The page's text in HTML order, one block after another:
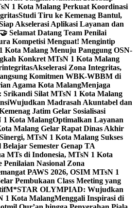
1 Kota Malang Perkuat Koordinasi
Studi Tiru ke Kemenag Bantul,
Akselerasi Aplikasi Layanan dan
Selamat Datang Team Penilai
Kompetisi Menguat! Mengintip
Kota Malang Menuju Panggung OSN-
Konkret MTsN 1 Kota Malang
Akselerasi Zona Integritas,
Komitmen WBK-WBBM di
Agama Kota MalangMenjaga
Srikandi Silat MTsN 1 Kota Malang
Wujudkan Madrasah Akuntabel dan
Jatim Gelar Sosialisasi
1 Kota MalangOptimalkan Layanan
Malang Gelar Rapat Dinas Akhir
MTsN 1 Kota Malang Sukses
Semester Genap TA
MTs di Indonesia, MTsN 1 Kota
Nasional Zona
PAWS 2026, OSIM MTsN 1
Pembukaan Class Meeting yang
M*STAR OLYMPIAD: Wujudkan
1 Kota MalangMenggali Inspirasi di